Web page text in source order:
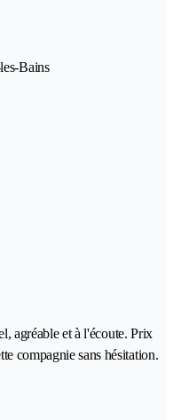
Bains
agréable et à l'écoute. Prix
compagnie sans hésitation.